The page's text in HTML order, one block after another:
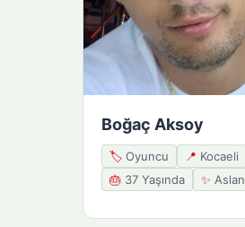
Boğaç Aksoy
🏷️ Oyuncu 📍 Kocaeli
🎂 37 Yaşında ✨ Aslan